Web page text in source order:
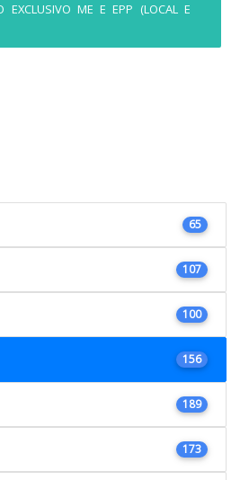
EXCLUSIVO ME E EPP (LOCAL E
65
107
100
156
189
173